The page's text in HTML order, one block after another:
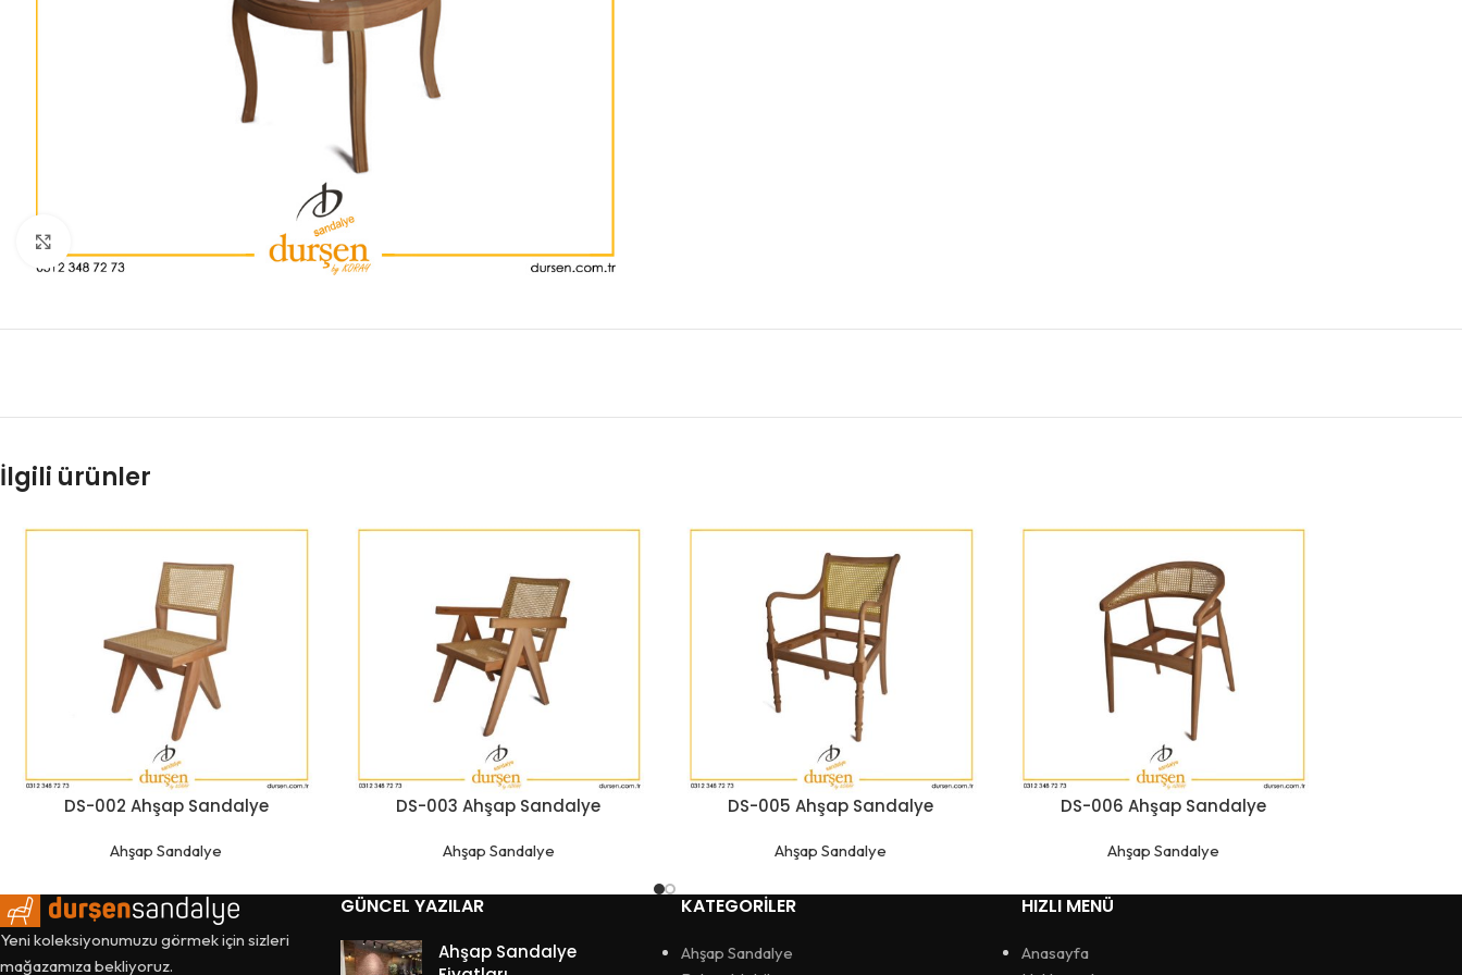
İlgili ürünler
DS-002 Ahşap Sandalye
Ahşap Sandalye
DS-003 Ahşap Sandalye
Ahşap Sandalye
DS-005 Ahşap Sandalye
Ahşap Sandalye
DS-006 Ahşap Sandalye
Ahşap Sandalye
Yeni koleksiyonumuzu görmek için sizleri
mağazamıza bekliyoruz.
GÜNCEL YAZILAR
Ahşap Sandalye
KATEGORILER
Ahşap Sandalye
HIZLI MENÜ
Anasayfa